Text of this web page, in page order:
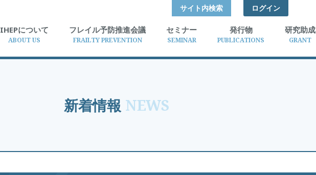
サイト内検索 ログイン
IHEPについて
ABOUT US
フレイル予防推進会議
FRAILTY PREVENTION
セミナー
SEMINAR
発行物
PUBLICATIONS
研究助成
GRANT
新着情報 NEWS